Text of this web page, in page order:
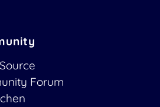
Forum